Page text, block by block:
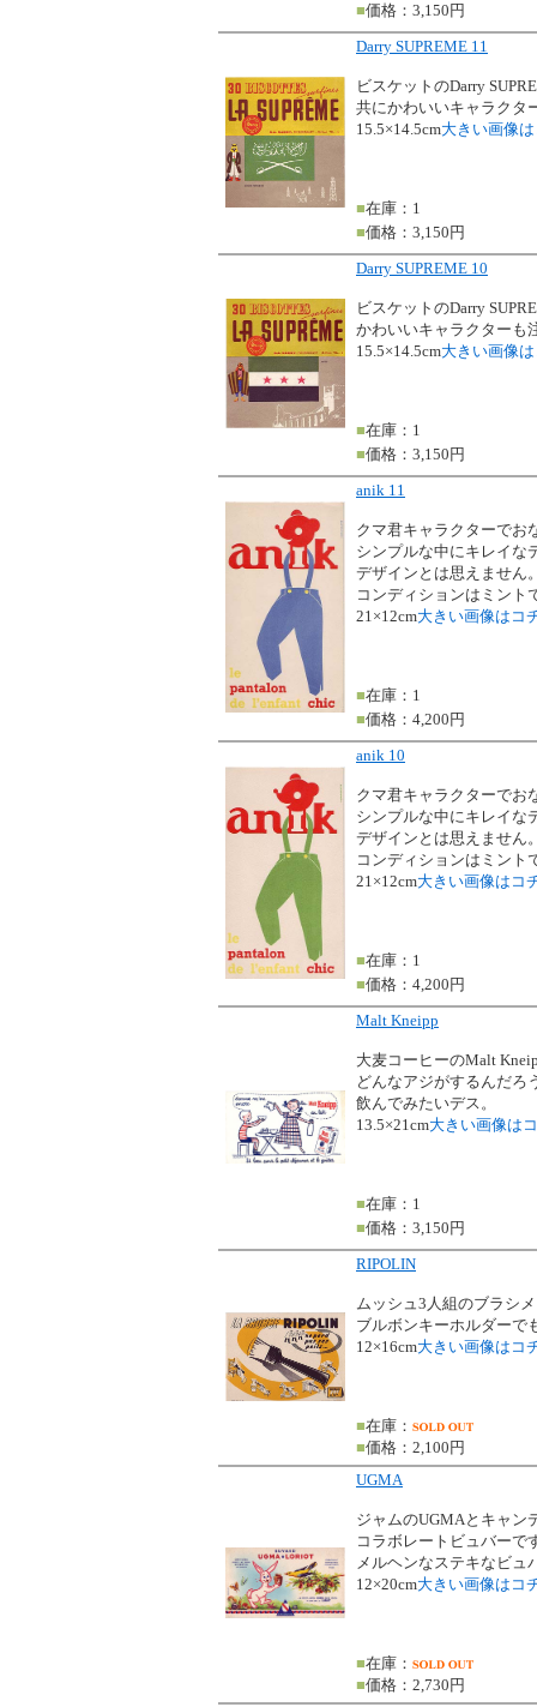
■価格：3,150円
Darry SUPREME 11
ビスケットのDarry
共にかわいいキャラクタ
15.5×14.5cm大きい画像
■在庫：1
■価格：3,150円
Darry SUPREME 10
ビスケットのDarry
かわいいキャラクターも
15.5×14.5cm大きい画像
■在庫：1
■価格：3,150円
anik 11
クマ君キャラクターでお
シンプルな中にキレイな
デザインとは思えません
コンディションはミント
21×12cm大きい画像はコ
■在庫：1
■価格：4,200円
anik 10
クマ君キャラクターでお
シンプルな中にキレイな
デザインとは思えません
コンディションはミント
21×12cm大きい画像はコ
■在庫：1
■価格：4,200円
Malt Kneipp
大麦コーヒーのMalt
どんなアジがするんだろ
飲んでみたいデス。
13.5×21cm大きい画像は
■在庫：1
■価格：3,150円
RIPOLIN
ムッシュ3人組のブラシ
ブルボンキーホルダーで
12×16cm大きい画像はコ
■在庫：
■価格：2,100円
UGMA
ジャムのUGMAとキャン
コラボレートビュバーで
メルヘンなステキなビュ
12×20cm大きい画像はコ
■在庫：
■価格：2,730円